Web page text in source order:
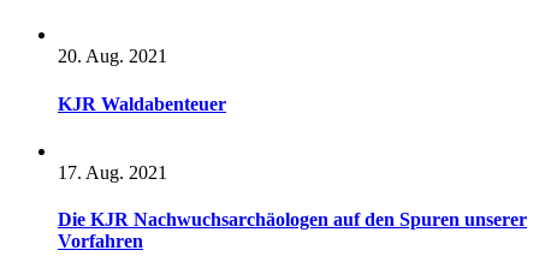
20. Aug. 2021
KJR Waldabenteuer
17. Aug. 2021
Die KJR Nachwuchsarchäologen auf den Spuren unserer
Vorfahren